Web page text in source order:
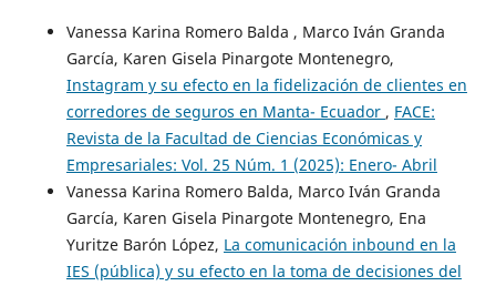
Vanessa Karina Romero Balda , Marco Iván Granda
García, Karen Gisela Pinargote Montenegro,
Instagram y su efecto en la fidelización de clientes en
corredores de seguros en Manta- Ecuador , FACE:
Revista de la Facultad de Ciencias Económicas y
Empresariales: Vol. 25 Núm. 1 (2025): Enero- Abril
Vanessa Karina Romero Balda, Marco Iván Granda
García, Karen Gisela Pinargote Montenegro, Ena
Yuritze Barón López, La comunicación inbound en la
IES (pública) y su efecto en la toma de decisiones del